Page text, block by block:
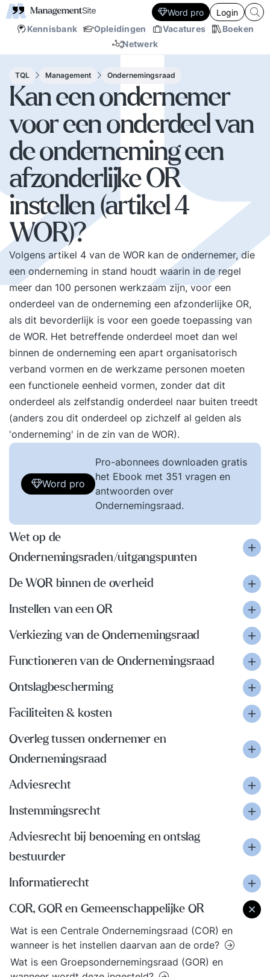
Kennisbank Opleidingen Vacatures
Boeken
Netwerk
Word pro Login
TQL Management Ondernemingsraad
Kan een ondernemer
voor een onderdeel van
de onderneming een
afzonderlijke OR
instellen (artikel 4
WOR)?
Volgens artikel 4 van de WOR kan de ondernemer, die
een onderneming in stand houdt waarin in de regel
meer dan 100 personen werkzaam zijn, voor een
onderdeel van de onderneming een afzonderlijke OR,
als dit bevorderlijk is voor een goede toepassing van
de WOR. Het betreffende onderdeel moet dan wel
binnen de onderneming een apart organisatorisch
verband vormen en de werkzame personen moeten
een functionele eenheid vormen, zonder dat dit
onderdeel als zelfstandig onderdeel naar buiten treedt
(anders zou dit onderdeel op zichzelf al gelden als
'onderneming' in de zin van de WOR).
Word pro
Pro-abonnees downloaden gratis
het Ebook met 351 vragen en
antwoorden over
Ondernemingsraad.
Wet op de
Ondernemingsraden/uitgangspunten
De WOR binnen de overheid
Instellen van een OR
Verkiezing van de Ondernemingsraad
Functioneren van de Ondernemingsraad
Ontslagbescherming
Faciliteiten & kosten
Overleg tussen ondernemer en
Ondernemingsraad
Adviesrecht
Instemmingsrecht
Adviesrecht bij benoeming en ontslag
bestuurder
Informatierecht
COR, GOR en Gemeenschappelijke OR
Wat is een Centrale Ondernemingsraad (COR) en
wanneer is het instellen daarvan aan de orde?
Wat is een Groepsondernemingsraad (GOR) en